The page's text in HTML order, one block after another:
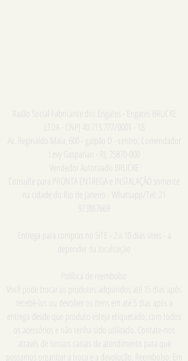
Razão Social Fabricante dos Engates - Engates BRUCKE
LTDA - CNPJ
Av. Reginaldo Maia, 600 - galpão D - centro, Comendador
Levy Gasparian - RJ,
Vendedor Autorizado BRUCKE
Consulte para PRONTA ENTREGA e INSTALAÇÃO somente
na cidade do Rio de Janeiro - Whatsapp/Tel:
Entrega para compras no SITE - 2 a 10 dias úteis - a
depender da localização
Política de reembolso
Você pode trocar os produtos adquiridos até 15 dias após
recebê-los ou devolver os itens em até 5 dias após a
entrega desde que produto esteja etiquetado, com todos
os acessórios e não tenha sido utilizado. Contate-nos
através de nossos canais de atendimento para que
possamos organizar a troca e a devolução. Reembolso: Em